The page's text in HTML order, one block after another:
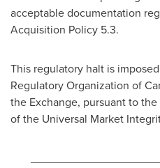
acceptable documentation
Acquisition Policy 5.3.
This regulatory halt is
Regulatory Organization of
the Exchange, pursuant to
of the Universal Market